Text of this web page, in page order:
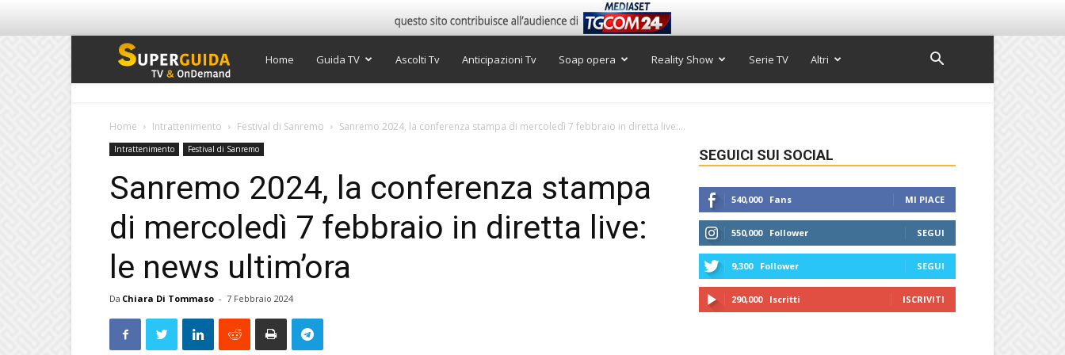
Super
TV
Home Guida TV Ascolti Tv Anticipazioni Tv Soap opera Reality Show Serie TV Altri
Home Intrattenimento Festival di Sanremo Sanremo 2024, la conferenza stampa di mercoledì 7 febbraio in diretta live:...
Intrattenimento Festival di Sanremo
Sanremo 2024, la conferenza stampa
di mercoledì 7 febbraio in diretta live:
le news ultim’ora
Da Chiara Di Tommaso - 7 Febbraio 2024
SEGUICI SUI SOCIAL
540,000 Fans MI PIACE
550,000 Follower SEGUI
9,300 Follower SEGUI
290,000 Iscritti ISCRIVITI